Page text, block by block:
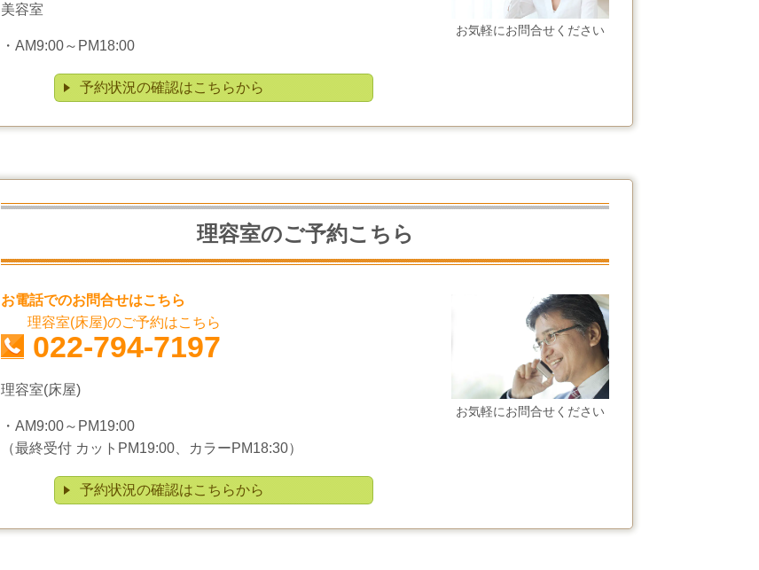
お気軽にお問合せください
美容室
・ AM9:00～PM18:00
予約状況の確認はこちらから
理容室のご予約こちら
お気軽にお問合せください
お電話でのお問合せはこちら
理容室(床屋)のご予約はこちら
022-794-7197
理容室(床屋)
・AM9:00～PM19:00
（最終受付 カットPM19:00、カラーPM18:30）
予約状況の確認はこちらから